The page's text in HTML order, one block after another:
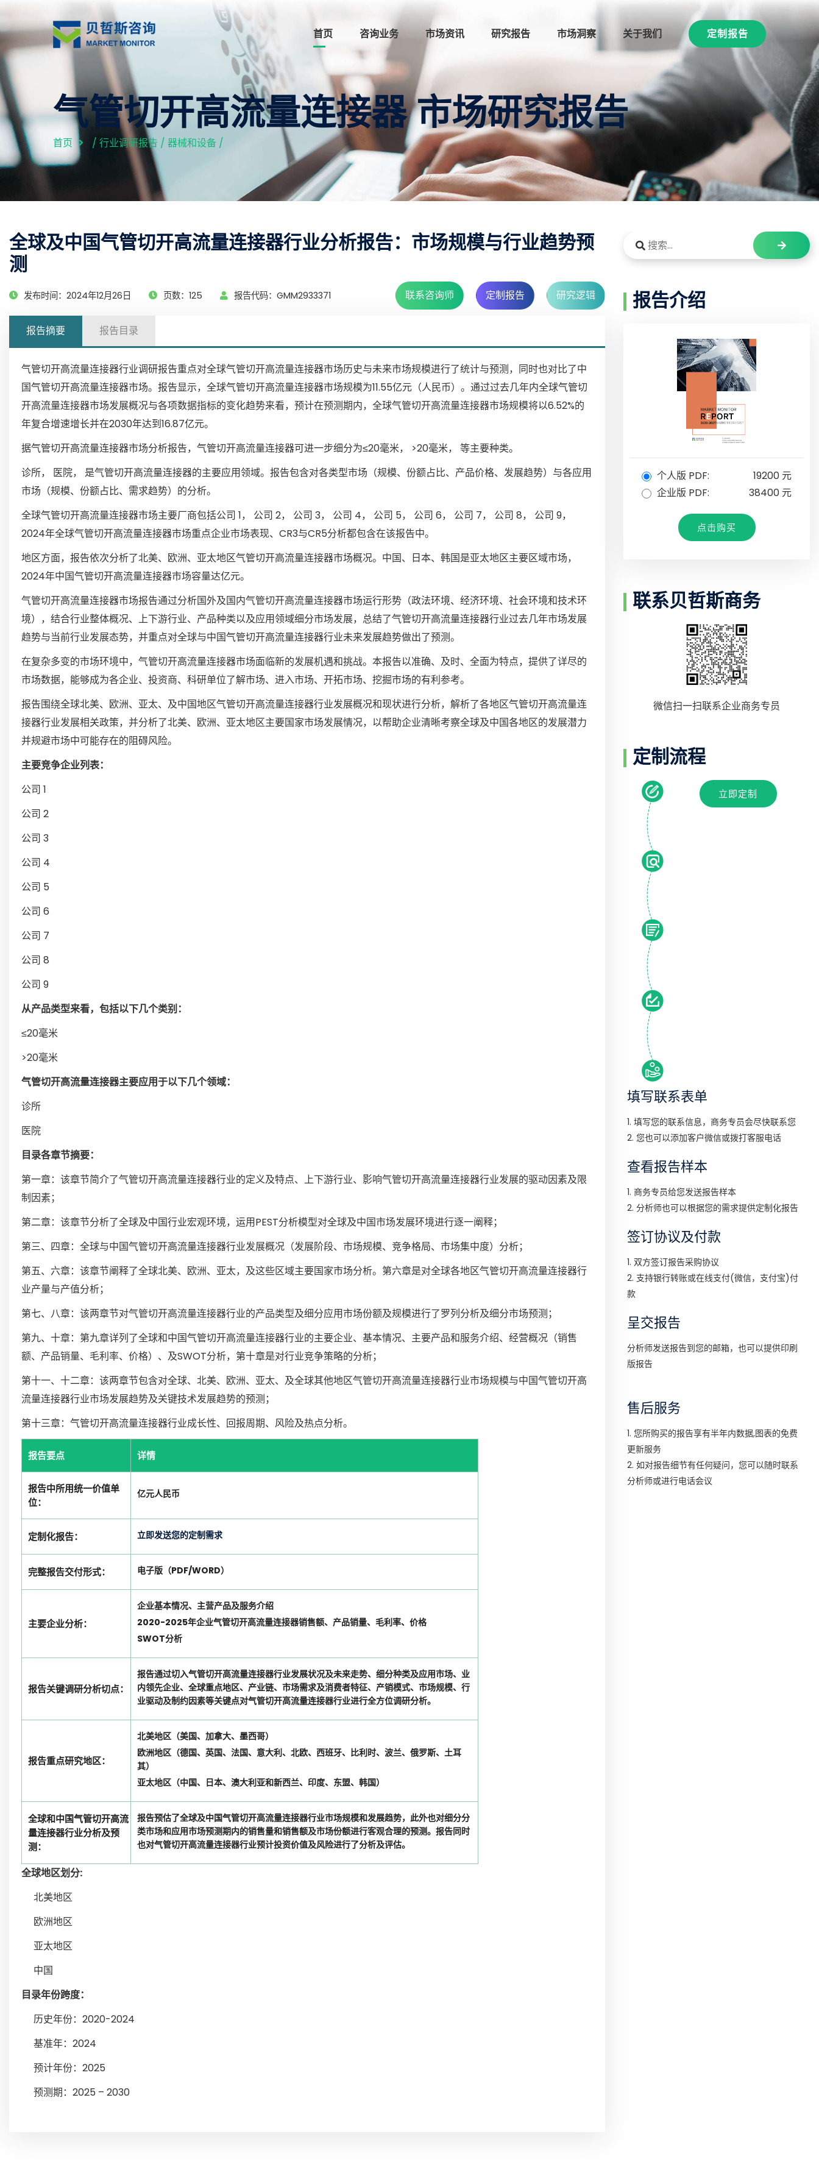
首页 咨询业务 市场资讯 研究报告 市场洞察 关于我们 定制报告
气管切开高流量连接器 市场研究报告
首页 / 行业调研报告 / 器械和设备 /
全球及中国气管切开高流量连接器行业分析报告：市场规模与行业趋势预
测
发布时间：2024年12月26日 页数：125 报告代码：GMM2933371 联系咨询师 定制报告 研究逻辑
报告摘要 报告目录
气管切开高流量连接器行业调研报告重点对全球气管切开高流量连接器市场历史与未来市场规模进行了统计与预测，同时也对比了中
国气管切开高流量连接器市场。报告显示，全球气管切开高流量连接器市场规模为11.55亿元（人民币）。通过过去几年内全球气管切
开高流量连接器市场发展概况与各项数据指标的变化趋势来看，预计在预测期内，全球气管切开高流量连接器市场规模将以6.52%的
年复合增速增长并在2030年达到16.87亿元。
据气管切开高流量连接器市场分析报告，气管切开高流量连接器可进一步细分为≤20毫米， >20毫米， 等主要种类。
诊所， 医院， 是气管切开高流量连接器的主要应用领域。报告包含对各类型市场（规模、份额占比、产品价格、发展趋势）与各应用
市场（规模、份额占比、需求趋势）的分析。
全球气管切开高流量连接器市场主要厂商包括公司 1， 公司 2， 公司 3， 公司 4， 公司 5， 公司 6， 公司 7， 公司 8， 公司 9，
2024年全球气管切开高流量连接器市场重点企业市场表现、CR3与CR5分析都包含在该报告中。
地区方面，报告依次分析了北美、欧洲、亚太地区气管切开高流量连接器市场概况。中国、日本、韩国是亚太地区主要区域市场，
2024年中国气管切开高流量连接器市场容量达亿元。
气管切开高流量连接器市场报告通过分析国外及国内气管切开高流量连接器市场运行形势（政法环境、经济环境、社会环境和技术环
境），结合行业整体概况、上下游行业、产品种类以及应用领域细分市场发展，总结了气管切开高流量连接器行业过去几年市场发展
趋势与当前行业发展态势，并重点对全球与中国气管切开高流量连接器行业未来发展趋势做出了预测。
在复杂多变的市场环境中，气管切开高流量连接器市场面临新的发展机遇和挑战。本报告以准确、及时、全面为特点，提供了详尽的
市场数据，能够成为各企业、投资商、科研单位了解市场、进入市场、开拓市场、挖掘市场的有利参考。
报告围绕全球北美、欧洲、亚太、及中国地区气管切开高流量连接器行业发展概况和现状进行分析，解析了各地区气管切开高流量连
接器行业发展相关政策，并分析了北美、欧洲、亚太地区主要国家市场发展情况，以帮助企业清晰考察全球及中国各地区的发展潜力
并规避市场中可能存在的阻碍风险。
主要竞争企业列表：
公司 1
公司 2
公司 3
公司 4
公司 5
公司 6
公司 7
公司 8
公司 9
从产品类型来看，包括以下几个类别：
≤20毫米
>20毫米
气管切开高流量连接器主要应用于以下几个领域：
诊所
医院
目录各章节摘要：
第一章：该章节简介了气管切开高流量连接器行业的定义及特点、上下游行业、影响气管切开高流量连接器行业发展的驱动因素及限
制因素；
第二章：该章节分析了全球及中国行业宏观环境，运用PEST分析模型对全球及中国市场发展环境进行逐一阐释；
第三、四章：全球与中国气管切开高流量连接器行业发展概况（发展阶段、市场规模、竞争格局、市场集中度）分析；
第五、六章：该章节阐释了全球北美、欧洲、亚太，及这些区域主要国家市场分析。第六章是对全球各地区气管切开高流量连接器行
业产量与产值分析；
第七、八章：该两章节对气管切开高流量连接器行业的产品类型及细分应用市场份额及规模进行了罗列分析及细分市场预测；
第九、十章：第九章详列了全球和中国气管切开高流量连接器行业的主要企业、基本情况、主要产品和服务介绍、经营概况（销售
额、产品销量、毛利率、价格）、及SWOT分析，第十章是对行业竞争策略的分析；
第十一、十二章：该两章节包含对全球、北美、欧洲、亚太、及全球其他地区气管切开高流量连接器行业市场规模与中国气管切开高
流量连接器行业市场发展趋势及关键技术发展趋势的预测；
第十三章：气管切开高流量连接器行业成长性、回报周期、风险及热点分析。
报告要点 详情
报告中所用统一价值单
位：
亿元人民币
定制化报告： 立即发送您的定制需求
完整报告交付形式： 电子版（PDF/WORD）
主要企业分析：
企业基本情况、主营产品及服务介绍
2020-2025年企业气管切开高流量连接器销售额、产品销量、毛利率、价格
SWOT分析
报告关键调研分析切点：
报告通过切入气管切开高流量连接器行业发展状况及未来走势、细分种类及应用市场、业
内领先企业、全球重点地区、产业链、市场需求及消费者特征、产销模式、市场规模、行
业驱动及制约因素等关键点对气管切开高流量连接器行业进行全方位调研分析。
报告重点研究地区：
北美地区（美国、加拿大、墨西哥）
欧洲地区（德国、英国、法国、意大利、北欧、西班牙、比利时、波兰、俄罗斯、土耳
其）
亚太地区（中国、日本、澳大利亚和新西兰、印度、东盟、韩国）
全球和中国气管切开高流
量连接器行业分析及预
测：
报告预估了全球及中国气管切开高流量连接器行业市场规模和发展趋势，此外也对细分分
类市场和应用市场预测期内的销售量和销售额及市场份额进行客观合理的预测。报告同时
也对气管切开高流量连接器行业预计投资价值及风险进行了分析及评估。
全球地区划分:
北美地区
欧洲地区
亚太地区
中国
目录年份跨度：
历史年份：2020-2024
基准年：2024
预计年份：2025
预测期：2025 – 2030
报告介绍
个人版 PDF:
19200 元
企业版 PDF:
38400 元
点击购买
联系贝哲斯商务
微信扫一扫联系企业商务专员
定制流程
填写联系表单
1. 填写您的联系信息，商务专员会尽快联系您
2. 您也可以添加客户微信或拨打客服电话
查看报告样本
1. 商务专员给您发送报告样本
2. 分析师也可以根据您的需求提供定制化报告
签订协议及付款
1. 双方签订报告采购协议
2. 支持银行转账或在线支付(微信，支付宝)付
款
呈交报告
分析师发送报告到您的邮箱，也可以提供印刷
版报告
售后服务
1. 您所购买的报告享有半年内数据,图表的免费
更新服务
2. 如对报告细节有任何疑问，您可以随时联系
分析师或进行电话会议
立即定制